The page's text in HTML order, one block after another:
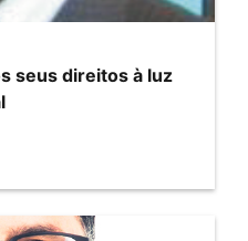
seus direitos à luz